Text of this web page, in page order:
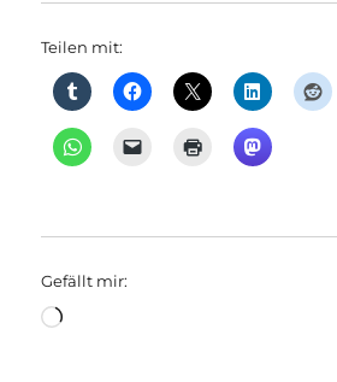
Teilen mit:
Gefällt mir:
Wird